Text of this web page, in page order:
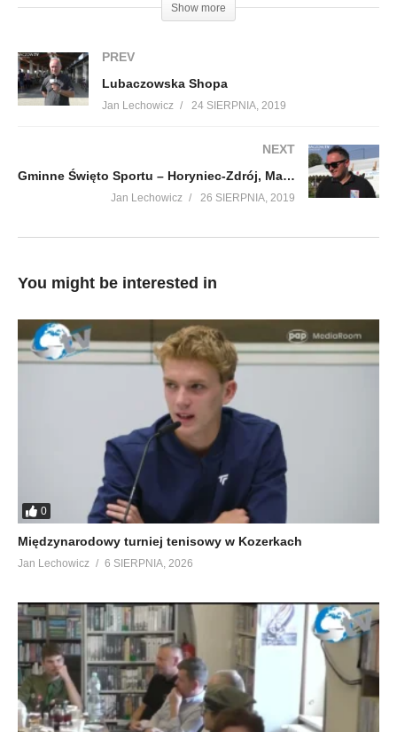
Show more
PREV
Lubaczowska Shopa
Jan Lechowicz 24 SIERPNIA, 2019
NEXT
Gminne Święto Sportu – Horyniec-Zdrój, Maksymiec P.
Jan Lechowicz 26 SIERPNIA, 2019
You might be interested in
0
Międzynarodowy turniej tenisowy w Kozerkach
Jan Lechowicz 6 SIERPNIA, 2026